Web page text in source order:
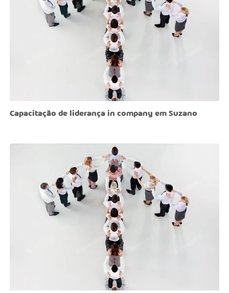
Capacitação de liderança in company em Suzano